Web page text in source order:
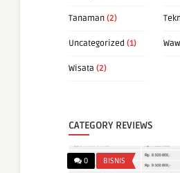
Tanaman (2)
Uncategorized (1)
Wisata (2)
CATEGORY REVIEWS
0 BISNIS